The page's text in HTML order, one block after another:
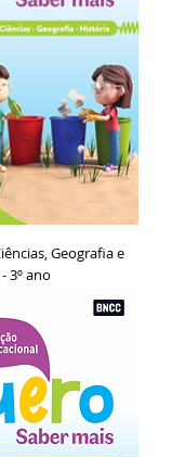
Geografia e
3º ano